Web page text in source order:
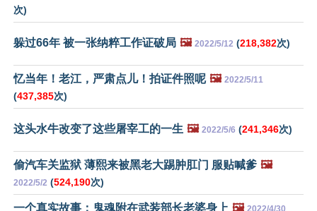
次)
躲过66年 被一张纳粹工作证破局 🖼️ 2022/5/12 (218,382次)
忆当年！老江，严肃点儿！拍证件照呢 🖼️ 2022/5/11
(437,385次)
这头水牛改变了这些屠宰工的一生 🖼️ 2022/5/6 (241,346次)
偷汽车关监狱 薄熙来被黑老大踢肿肛门 服贴喊爹 🖼️
2022/5/2 (524,190次)
一个真实故事：鬼魂附在武装部长老婆身上 🖼️ 2022/4/30